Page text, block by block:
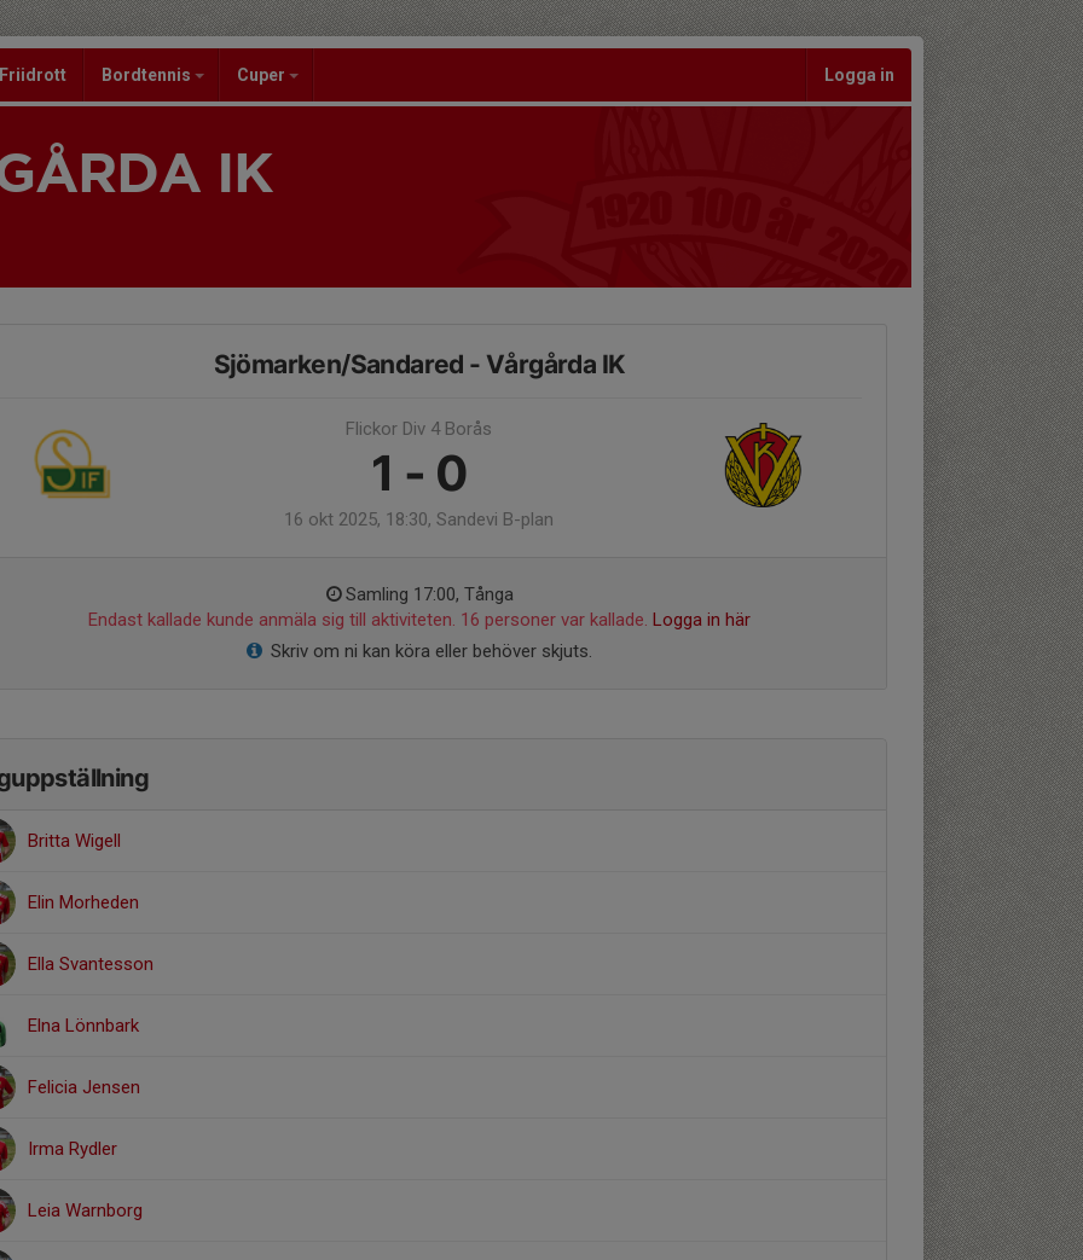
Friidrott Bordtennis Cuper Logga in
IK
Sjömarken/Sandared - Vårgårda IK
Flickor Div 4 Borås
1 - 0
16 okt 2025, 18:30, Sandevi B-plan
Samling 17:00, Tånga
Endast kallade kunde anmäla sig till aktiviteten. 16 personer var kallade. Logga in här
Skriv om ni kan köra eller behöver skjuts.
Britta Wigell
Elin Morheden
Ella Svantesson
Elna Lönnbark
Felicia Jensen
Irma Rydler
Leia Warnborg